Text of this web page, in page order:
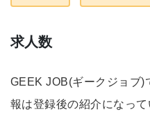
求人数
GEEK JOB(ギークジョブ)
報は登録後の紹介になって